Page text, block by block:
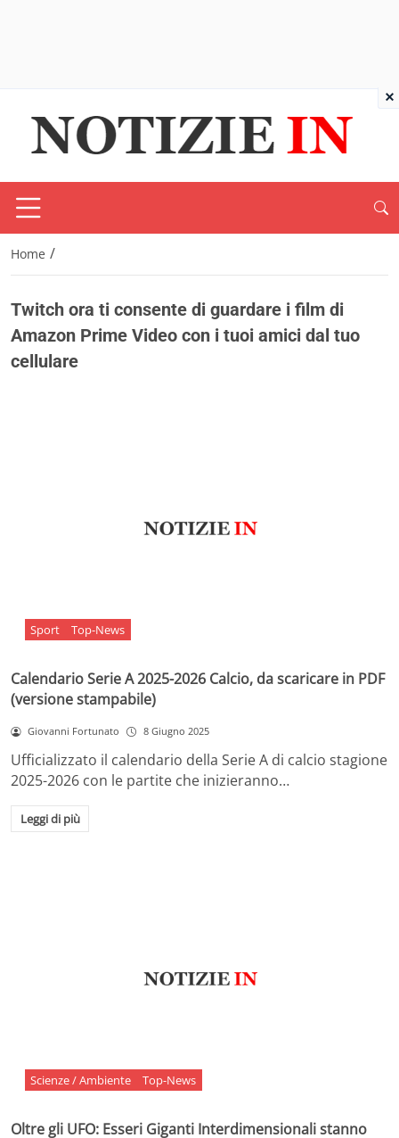
Home /
Twitch ora ti consente di guardare i film di
Amazon Prime Video con i tuoi amici dal tuo
cellulare
Sport Top-News
Calendario Serie A 2025-2026 Calcio, da scaricare in PDF
(versione stampabile)
Giovanni Fortunato 8 Giugno 2025
Ufficializzato il calendario della Serie A di calcio stagione
2025-2026 con le partite che inizieranno…
Leggi di più
Scienze / Ambiente Top-News
Oltre gli UFO: Esseri Giganti Interdimensionali stanno
×